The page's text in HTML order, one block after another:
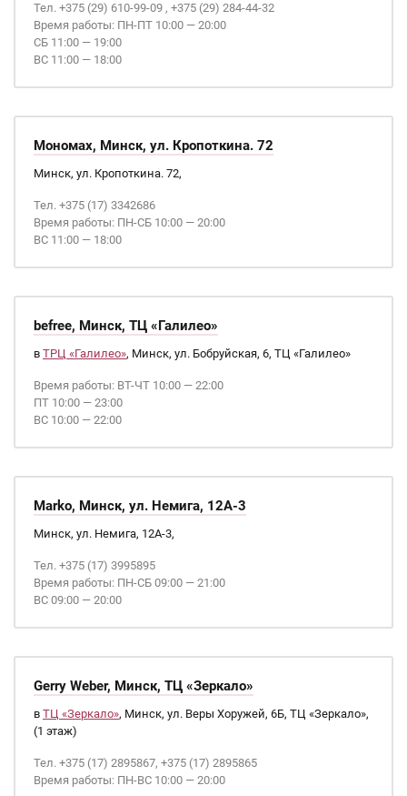
Тел. +375 (29) 610-99-09 , +375 (29) 284-44-32
Время работы: ПН-ПТ 10:00 — 20:00
СБ 11:00 — 19:00
ВС 11:00 — 18:00
Мономах, Минск, ул. Кропоткина. 72
Минск, ул. Кропоткина. 72,
Тел. +375 (17) 3342686
Время работы: ПН-СБ 10:00 — 20:00
ВС 11:00 — 18:00
befree, Минск, ТЦ «Галилео»
в ТРЦ «Галилео», Минск, ул. Бобруйская, 6, ТЦ «Галилео»
Время работы: ВТ-ЧТ 10:00 — 22:00
ПТ 10:00 — 23:00
ВС 10:00 — 22:00
Marko, Минск, ул. Немига, 12А-3
Минск, ул. Немига, 12А-3,
Тел. +375 (17) 3995895
Время работы: ПН-СБ 09:00 — 21:00
ВС 09:00 — 20:00
Gerry Weber, Минск, ТЦ «Зеркало»
в ТЦ «Зеркало», Минск, ул. Веры Хоружей, 6Б, ТЦ «Зеркало»,
(1 этаж)
Тел. +375 (17) 2895867, +375 (17) 2895865
Время работы: ПН-ВС 10:00 — 20:00